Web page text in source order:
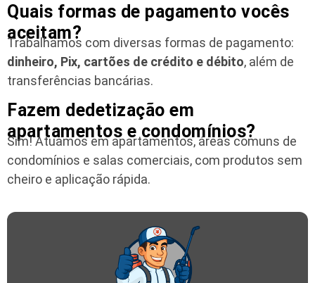
Quais formas de pagamento vocês
aceitam?
Trabalhamos com diversas formas de pagamento:
dinheiro, Pix, cartões de crédito e débito, além de
transferências bancárias.
Fazem dedetização em
apartamentos e condomínios?
Sim! Atuamos em apartamentos, áreas comuns de
condomínios e salas comerciais, com produtos sem
cheiro e aplicação rápida.